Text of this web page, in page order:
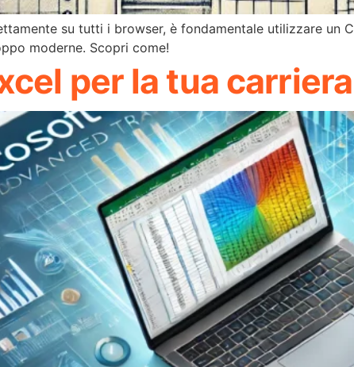
su tutti i browser, è fondamentale utilizzare un
moderne. Scopri come!
per la tua